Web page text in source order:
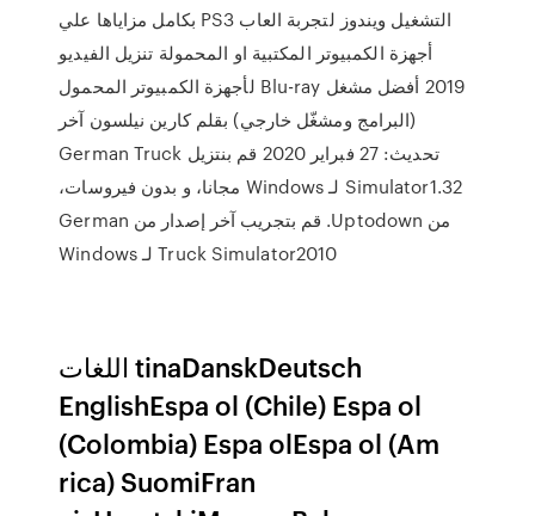
التشغيل ويندوز لتجربة العاب PS3 بكامل مزاياها علي
أجهزة الكمبيوتر المكتبية او المحمولة تنزيل الفيديو
2019 أفضل مشغل Blu-ray لأجهزة الكمبيوتر المحمول
(البرامج ومشغّل خارجي) بقلم كارين نيلسون آخر
تحديث: 27 فبراير 2020 ‫قم بنتزيل German Truck
Simulator1.32 لـ Windows مجانا، و بدون فيروسات،
من Uptodown. قم بتجريب آخر إصدار من German
Truck Simulator2010 لـ Windows
اللغات tinaDanskDeutsch
EnglishEspa ol (Chile) Espa ol
(Colombia) Espa olEspa ol (Am
rica) SuomiFran